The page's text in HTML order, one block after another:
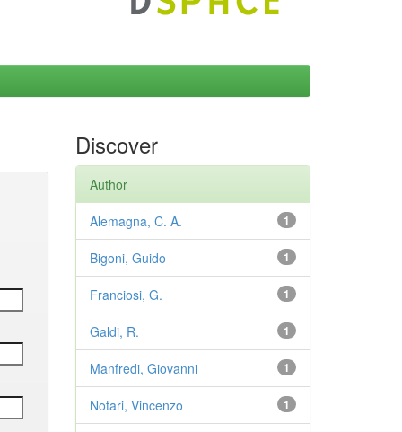
Discover
Author
1
Alemagna, C. A.
1
Bigoni, Guido
1
Franciosi, G.
1
Galdi, R.
1
Manfredi, Giovanni
1
Notari, Vincenzo